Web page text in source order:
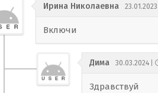
Ирина Николаевна 23.01.2023
Включи
Дима 30.03.2024
Здравствуй